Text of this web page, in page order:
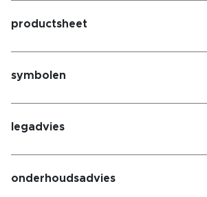
productsheet
symbolen
legadvies
onderhoudsadvies